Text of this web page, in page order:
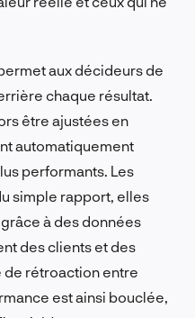
aux décideurs de
chaque résultat.
être ajustées en
automatiquement
performants. Les
simple rapport, elles
à des données
des clients et des
de rétroaction entre
est ainsi bouclée,